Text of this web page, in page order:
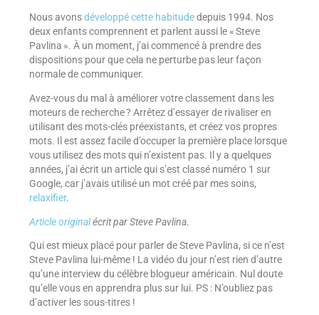
Nous avonsdéveloppé cette habitudedepuis 1994. Nos
deux enfants comprennent et parlent aussi le « Steve
Pavlina ». À un moment, j’ai commencé à prendre des
dispositions pour que cela ne perturbe pas leur façon
normale de communiquer.
Avez-vous du mal à améliorer votre classement dans les
moteurs de recherche ? Arrêtez d’essayer de rivaliser en
utilisant des mots-clés préexistants, et créez vos propres
mots. Il est assez facile d’occuper la première place lorsque
vous utilisez des mots qui n’existent pas. Il y a quelques
années, j’ai écrit un article qui s’est classé numéro 1 sur
Google, car j’avais utilisé un mot créé par mes soins,
relaxifier.
Article originalécrit par Steve Pavlina.
Qui est mieux placé pour parler de Steve Pavlina, si ce n’est
Steve Pavlina lui-même ! La vidéo du jour n’est rien d’autre
qu’une interview du célèbre blogueur américain. Nul doute
qu’elle vous en apprendra plus sur lui. PS : N’oubliez pas
d’activer les sous-titres !